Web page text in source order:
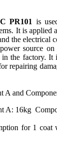
PR101 is
It is applied
the electrical
source
the factory. It
repairing
A and
A: 16kg
for 1 coat